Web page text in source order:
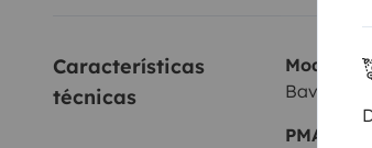
Características
técnicas
Modelo
Bavaria
PMA: